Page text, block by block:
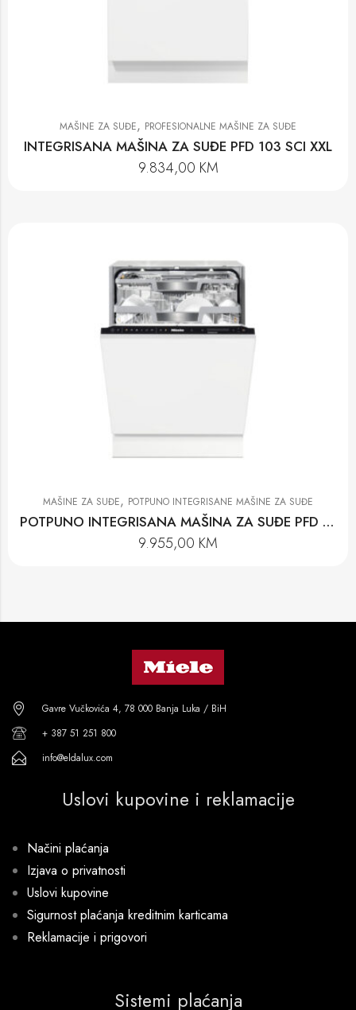
MAŠINE ZA SUĐE, PROFESIONALNE MAŠINE ZA SUĐE
INTEGRISANA MAŠINA ZA SUĐE PFD 103 SCI XXL
9.834,00 KM
MAŠINE ZA SUĐE, POTPUNO INTEGRISANE MAŠINE ZA SUĐE
POTPUNO INTEGRISANA MAŠINA ZA SUĐE PFD 104 SCVI K2O XXL
9.955,00 KM
Gavre Vučkovića 4, 78 000 Banja Luka / BiH
+ 387 51 251 800
info@eldalux.com
Uslovi kupovine i reklamacije
Načini plaćanja
Izjava o privatnosti
Uslovi kupovine
Sigurnost plaćanja kreditnim karticama
Reklamacije i prigovori
Sistemi plaćanja